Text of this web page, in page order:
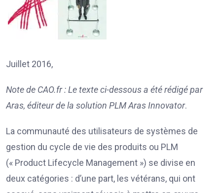
Juillet 2016,
Note de CAO.fr : Le texte ci-dessous a été rédigé par
Aras, éditeur de la solution PLM Aras Innovator.
La communauté des utilisateurs de systèmes de
gestion du cycle de vie des produits ou PLM
(« Product Lifecycle Management ») se divise en
deux catégories : d’une part, les vétérans, qui ont